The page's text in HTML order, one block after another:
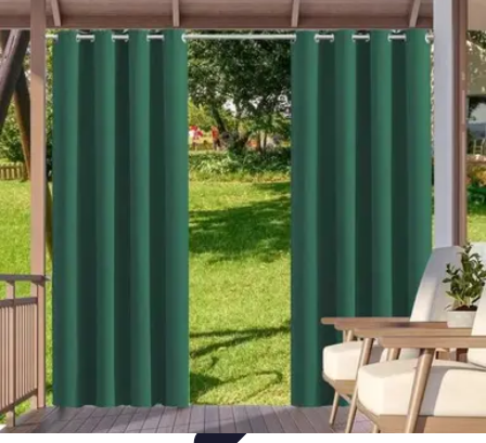
Decoración Económica
ParedesRecomendacionesAccesoriosConsejos de DecoraciónArte
Decoración Económica